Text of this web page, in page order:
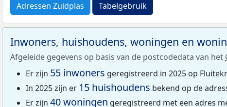
Adressen Zuidplas Tabelgebruik
Inwoners, huishoudens, woningen en
Afgeleide gegevens op basis van de postcodedata van het
Er zijn 55 inwoners geregistreerd in 2025 op
In 2025 zijn er 15 huishoudens bekend op de
Er zijn 40 woningen geregistreerd met een adres